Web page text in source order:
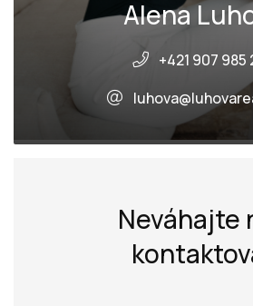
Alena
+421 907 985
Neváhajte